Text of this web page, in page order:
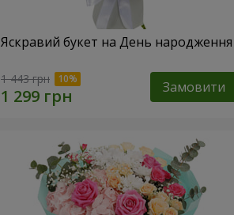
Яскравий букет на День народження
1 443 грн Замовити